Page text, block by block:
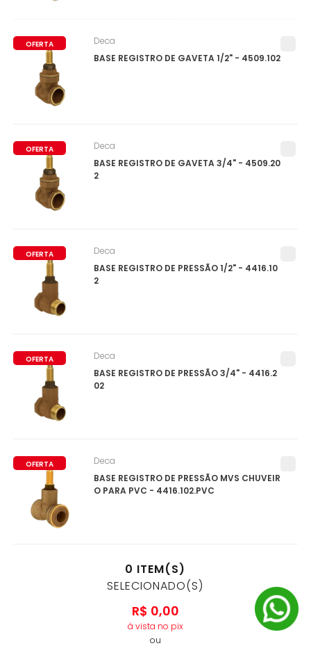
OFERTA
BASE REGISTRO DE GAVETA 1/2" - 4509.102
Deca
OFERTA
BASE REGISTRO DE GAVETA 3/4" - 4509.20
2
Deca
OFERTA
BASE REGISTRO DE PRESSÃO 1/2" - 4416.10
2
Deca
OFERTA
BASE REGISTRO DE PRESSÃO 3/4" - 4416.2
02
Deca
OFERTA
BASE REGISTRO DE PRESSÃO MVS CHUVEIR
O PARA PVC - 4416.102.PVC
Deca
0 ITEM(S)
SELECIONADO(S)
R$ 0,00
à vista no pix
ou